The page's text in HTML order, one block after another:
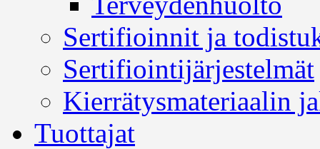
Sertifioinnit ja
Sertifiointijärjestelmät
Kierrätysmateriaalin
Tuottajat